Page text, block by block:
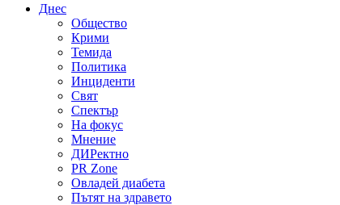
Днес
Общество
Крими
Темида
Политика
Инциденти
Свят
Спектър
На фокус
Мнение
ДИРектно
PR Zone
Овладей диабета
Пътят на здравето